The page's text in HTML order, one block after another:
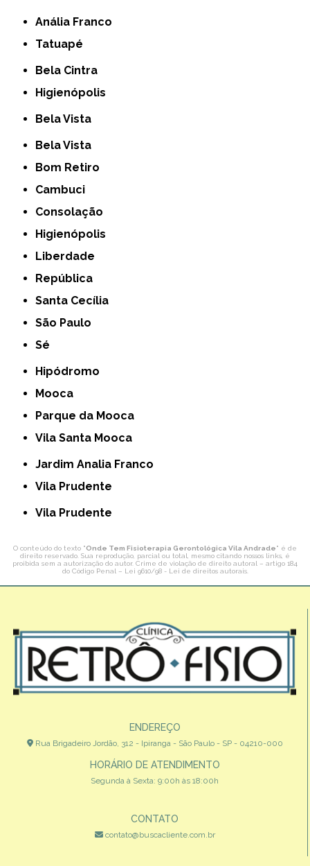
Anália Franco
Tatuapé
Bela Cintra
Higienópolis
Bela Vista
Bela Vista
Bom Retiro
Cambuci
Consolação
Higienópolis
Liberdade
República
Santa Cecília
São Paulo
Sé
Hipódromo
Mooca
Parque da Mooca
Vila Santa Mooca
Jardim Analia Franco
Vila Prudente
Vila Prudente
O conteúdo do texto "Onde Tem Fisioterapia Gerontológica Vila Andrade" é de
direito reservado. Sua reprodução, parcial ou total, mesmo citando nossos links, é
proibida sem a autorização do autor. Crime de violação de direito autoral – artigo 184
do Código Penal – Lei 9610/98 - Lei de direitos autorais.
ENDEREÇO
Rua Brigadeiro Jordão, 312 - Ipiranga - São Paulo - SP - 04210-000
HORÁRIO DE ATENDIMENTO
Segunda à Sexta: 9:00h às 18:00h
CONTATO
contato@buscacliente.com.br